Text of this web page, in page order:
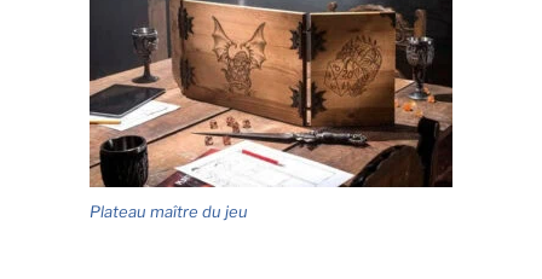
Plateau maître du jeu